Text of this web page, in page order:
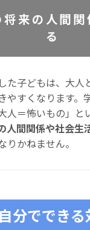
将来の人間
る
た子どもは、大人
やすくなります。
人＝怖いもの」と
人間関係や社会生
りかねません。
分でできる